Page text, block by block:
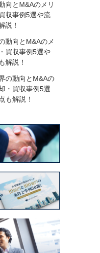
向とM&Aのメリ
収事例5選や流
説！
動向とM&Aのメ
買収事例5選や
解説！
の動向とM&Aの
・買収事例5選
も解説！